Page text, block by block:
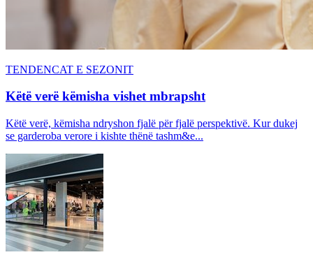
TENDENCAT E SEZONIT
Këtë verë këmisha vishet mbrapsht
Këtë verë, këmisha ndryshon fjalë për fjalë perspektivë. Kur dukej
se garderoba verore i kishte thënë tashm&e...